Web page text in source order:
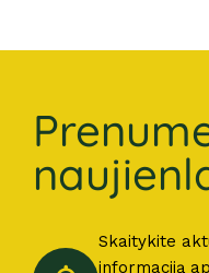
Skaitykite
informaciją